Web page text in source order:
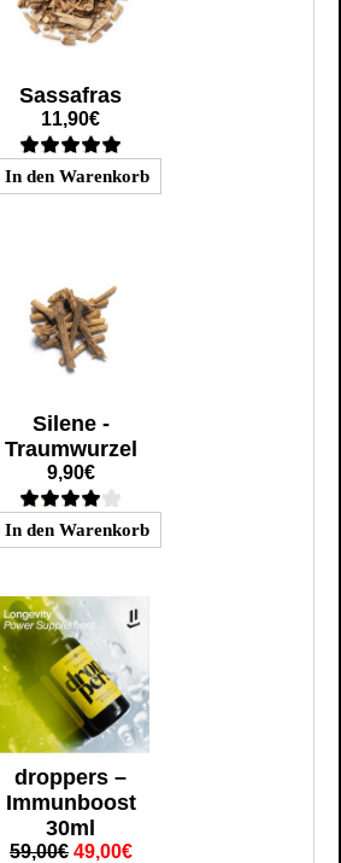
Sassafras
11,90€
Silene -
Traumwurzel
9,90€
droppers –
Immunboost
30ml
59,00€ 49,00€